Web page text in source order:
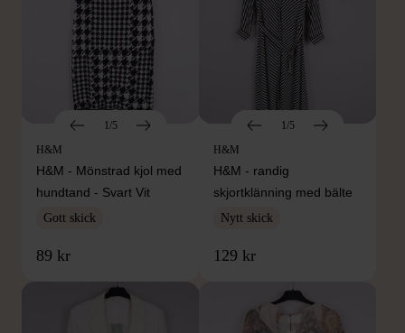
1/5
H&M
H&M - Mönstrad kjol med
hundtand - Svart Vit
Gott skick
89 kr
1/5
H&M
H&M - randig
skjortklänning med bälte
Nytt skick
129 kr